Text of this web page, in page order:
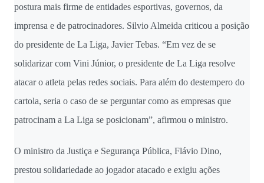
postura mais firme de entidades esportivas, governos, da
imprensa e de patrocinadores. Silvio Almeida criticou a posição
do presidente de La Liga, Javier Tebas. “Em vez de se
solidarizar com Vini Júnior, o presidente de La Liga resolve
atacar o atleta pelas redes sociais. Para além do destempero do
cartola, seria o caso de se perguntar como as empresas que
patrocinam a La Liga se posicionam”, afirmou o ministro.
O ministro da Justiça e Segurança Pública, Flávio Dino,
prestou solidariedade ao jogador atacado e exigiu ações